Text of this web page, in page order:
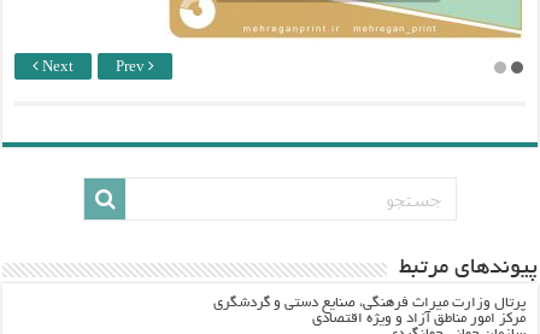
Next Prev
پيوندهاي مرتبط
پرتال وزارت ميراث فرهنگي، صنایع دستی و گردشگري
مرکز امور مناطق آزاد و ویژه اقتصادی